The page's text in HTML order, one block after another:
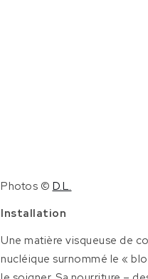
Photos © D.L.
Installation
Une matière visqueuse de
nucléique surnommé le «